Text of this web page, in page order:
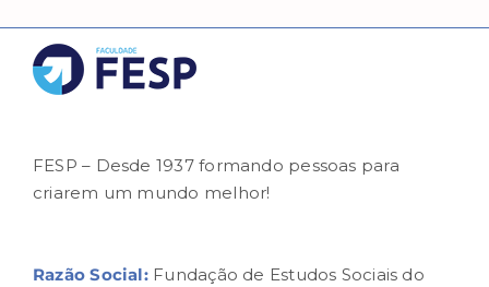
FESP – Desde 1937 formando pessoas para
criarem um mundo melhor!
Razão Social:Fundação de Estudos Sociais do